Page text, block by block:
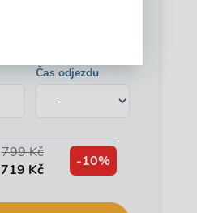
Čas odjezdu
799 Kč
719 Kč
-10%